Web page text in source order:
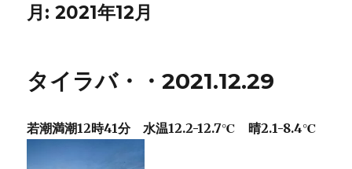
月:2021年12月
タイラバ・・2021.12.29
若潮満潮12時41分 水温12.2-12.7℃ 晴2.1-8.4℃